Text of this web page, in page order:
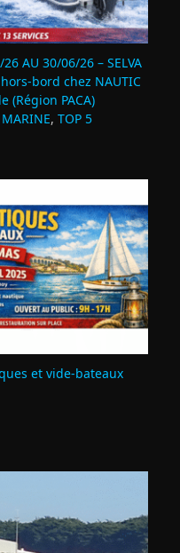
AU 30/06/26 – SELVA
bord chez NAUTIC
(Région PACA)
MARINE, TOP 5
et vide‑bateaux